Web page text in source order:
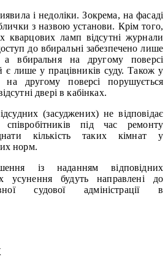
і недоліки. Зокрема, на фасаді
з назвою установи. Крім того,
кварцових ламп відсутні журнали
до вбиральні забезпечено лише
вбиральня на другому поверсі
є лише у працівників суду. Також у
на другому поверсі порушується
двері в кабінках.
(засуджених) не відповідає
під час ремонту
кількість таких кімнат у
норм.
із наданням відповідних
усунення будуть направлені до
судової адміністрації в